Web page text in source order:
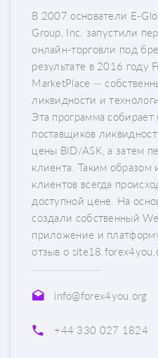
В 2007 основатели E-
Group, Inc. запустили
онлайн-торговли под
результате в 2016 году
MarketPlace —
ликвидности и
Эта программа
поставщиков
цены BID/ASK, а затем
клиента. Таким образом
клиентов всегда
доступной цене. На
создали собственный
приложение и
отзыв о
info@forex4you.org
+44 330 027 1824